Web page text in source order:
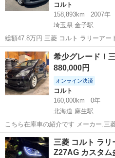
コルト
158,893km
2007年
埼玉県 金子駅
総額47.8万円 三菱 コルト ラリーアー
ン 車検2年付き！！ 機関良好！！ ★5MT★ ★ターボ★ キーレス！！
オートライ
埼玉 入間市 金子駅 コルト
希少グレード！
880,000円
オンライン決済
コルト
160,000km
0年
北海道 麻生駅
こちら在庫車の紹介です メーカー.三菱コルト 年式.18年車 車検.9年9
月まで 距離.16万キロ グレード.ラリ
式.2WD ミッション.MT セールスポイント！ 2脚レカロシート バージ
ョンR...
北海道 札幌市 麻生駅 コルト
三菱 コルト ラ
Z27AG カスタム